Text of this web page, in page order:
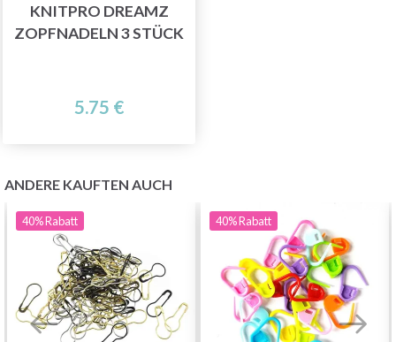
KNITPRO DREAMZ
ZOPFNADELN 3 STÜCK
5.75 €
ANDERE KAUFTEN AUCH
40%Rabatt 40%Rabatt